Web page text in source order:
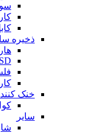
ذخیره
خنک
سایر